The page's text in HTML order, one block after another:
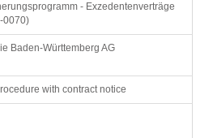
- Exzedentenverträge
0070)
Baden-Württemberg AG
with contract notice